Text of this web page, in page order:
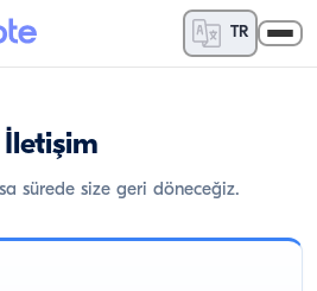
TR
İletişim
sürede size geri döneceğiz.